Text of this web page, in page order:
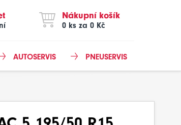
Nákupní košík
0 ks za 0 Kč
PNEUSERVIS
AUTOSERVIS